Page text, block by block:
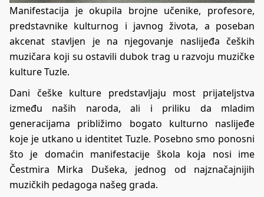
Manifestacija je okupila brojne učenike, profesore,
predstavnike kulturnog i javnog života, a poseban
akcenat stavljen je na njegovanje naslijeđa čeških
muzičara koji su ostavili dubok trag u razvoju muzičke
kulture Tuzle.
Dani češke kulture predstavljaju most prijateljstva
između naših naroda, ali i priliku da mladim
generacijama približimo bogato kulturno naslijeđe
koje je utkano u identitet Tuzle. Posebno smo ponosni
što je domaćin manifestacije škola koja nosi ime
Čestmira Mirka Dušeka, jednog od najznačajnijih
muzičkih pedagoga našeg grada.